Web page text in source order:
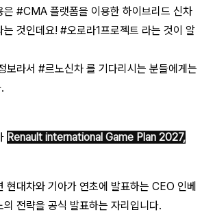
은 #CMA 플랫폼을 이용한 하이브리드 신차
는 것인데요! #오로라1프로젝트 라는 것이 알
보라서 #르노신차 를 기다리시는 분들에게는
Renault international Game Plan 2027,
현대차와 기아가 연초에 발표하는 CEO 인베
전략을 공식 발표하는 자리입니다.